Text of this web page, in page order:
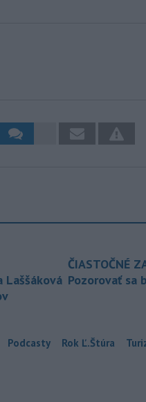
Laššáková
ČIASTOČNÉ
Pozorovať sa
Podcasty Rok Ľ.Štúra